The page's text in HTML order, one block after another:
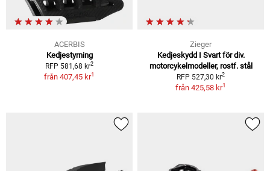
ACERBIS
Kedjestyrning
RFP 581,68 kr2
från 407,45 kr1
Zieger
Kedjeskydd I Svart för div.
motorcykelmodeller, rostf. stål
RFP 527,30 kr2
från 425,58 kr1